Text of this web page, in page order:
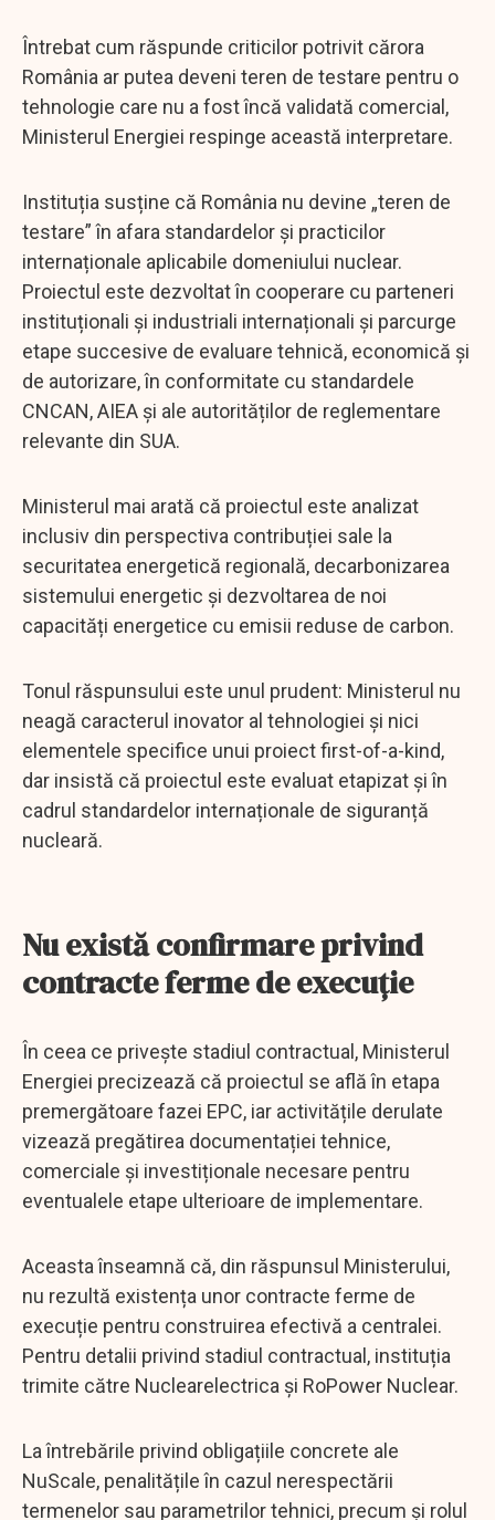
Întrebat cum răspunde criticilor potrivit cărora
România ar putea deveni teren de testare pentru o
tehnologie care nu a fost încă validată comercial,
Ministerul Energiei respinge această interpretare.
Instituția susține că România nu devine „teren de
testare” în afara standardelor și practicilor
internaționale aplicabile domeniului nuclear.
Proiectul este dezvoltat în cooperare cu parteneri
instituționali și industriali internaționali și parcurge
etape succesive de evaluare tehnică, economică și
de autorizare, în conformitate cu standardele
CNCAN, AIEA și ale autorităților de reglementare
relevante din SUA.
Ministerul mai arată că proiectul este analizat
inclusiv din perspectiva contribuției sale la
securitatea energetică regională, decarbonizarea
sistemului energetic și dezvoltarea de noi
capacități energetice cu emisii reduse de carbon.
Tonul răspunsului este unul prudent: Ministerul nu
neagă caracterul inovator al tehnologiei și nici
elementele specifice unui proiect first-of-a-kind,
dar insistă că proiectul este evaluat etapizat și în
cadrul standardelor internaționale de siguranță
nucleară.
Nu există confirmare privind
contracte ferme de execuție
În ceea ce privește stadiul contractual, Ministerul
Energiei precizează că proiectul se află în etapa
premergătoare fazei EPC, iar activitățile derulate
vizează pregătirea documentației tehnice,
comerciale și investiționale necesare pentru
eventualele etape ulterioare de implementare.
Aceasta înseamnă că, din răspunsul Ministerului,
nu rezultă existența unor contracte ferme de
execuție pentru construirea efectivă a centralei.
Pentru detalii privind stadiul contractual, instituția
trimite către Nuclearelectrica și RoPower Nuclear.
La întrebările privind obligațiile concrete ale
NuScale, penalitățile în cazul nerespectării
termenelor sau parametrilor tehnici, precum și rolul